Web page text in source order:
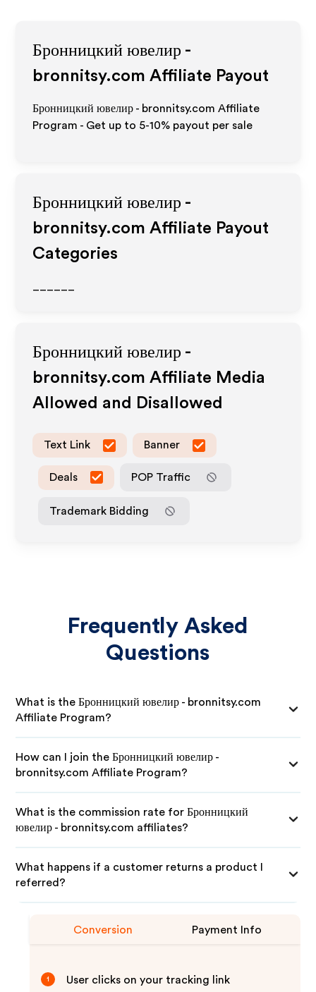
Бронницкий ювелир -
bronnitsy.com Affiliate Payout
Бронницкий ювелир - bronnitsy.com Affiliate
Program - Get up to 5-10% payout per sale
Бронницкий ювелир -
bronnitsy.com Affiliate Payout
Categories
Бронницкий ювелир -
bronnitsy.com Affiliate Media
Allowed and Disallowed
Text Link Banner
Deals POP Traffic
Trademark Bidding
Frequently Asked
Questions
What is the Бронницкий ювелир - bronnitsy.com
Affiliate Program?
How can I join the Бронницкий ювелир -
bronnitsy.com Affiliate Program?
What is the commission rate for Бронницкий
ювелир - bronnitsy.com affiliates?
What happens if a customer returns a product I
referred?
Conversion Payment Info
1 User clicks on your tracking link